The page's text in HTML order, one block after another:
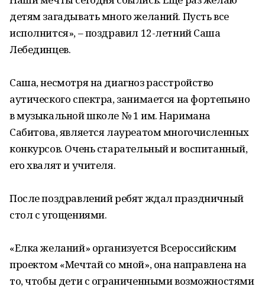
детям загадывать много желаний. Пусть все
исполнится», – поздравил 12-летний Саша
Лебединцев.
Саша, несмотря на диагноз расстройство
аутического спектра, занимается на фортепьяно
в музыкальной школе № 1 им. Наримана
Сабитова, является лауреатом многочисленных
конкурсов. Очень старательный и воспитанный,
его хвалят и учителя.
После поздравлений ребят ждал праздничный
стол с угощениями.
«Елка желаний» организуется Всероссийским
проектом «Мечтай со мной», она направлена на
то, чтобы дети с ограниченными возможностями